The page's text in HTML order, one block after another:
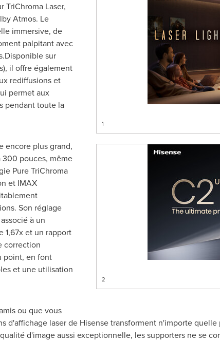
1
2
TriChroma Laser,
Atmos. Le
immersive, de
palpitant avec
sur
il offre également
rediffusions et
permet aux
pendant toute la
encore plus grand,
300 pouces, même
Pure TriChroma
et IMAX
Son réglage
à un
1,67x et un rapport
correction
point, en font
et une utilisation
ou que vous
d'affichage laser de Hisense transforment n'importe
d'image aussi exceptionnelle, les supporters ne se